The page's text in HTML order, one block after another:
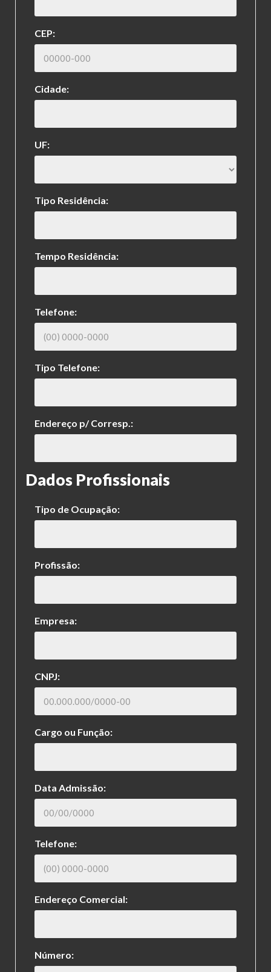
CEP:
Cidade:
UF:
Tipo Residência:
Tempo Residência:
Telefone:
Tipo Telefone:
Endereço p/ Corresp.:
Dados Profissionais
Tipo de Ocupação:
Profissão:
Empresa:
CNPJ:
Cargo ou Função:
Data Admissão:
Telefone:
Endereço Comercial:
Número: